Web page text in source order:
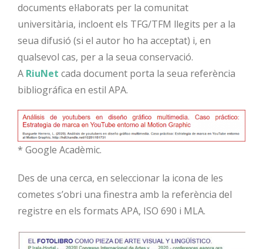
documents el·laborats per la comunitat
universitària, incloent els TFG/TFM llegits per a la
seua difusió (si el autor ho ha acceptat) i, en
qualsevol cas, per a la seua conservació.
A RiuNet cada document porta la seua referència
bibliográfica en estil APA.
* Google Acadèmic.
Des de una cerca, en seleccionar la icona de les
cometes s’obri una finestra amb la referència del
registre en els formats APA, ISO 690 i MLA.